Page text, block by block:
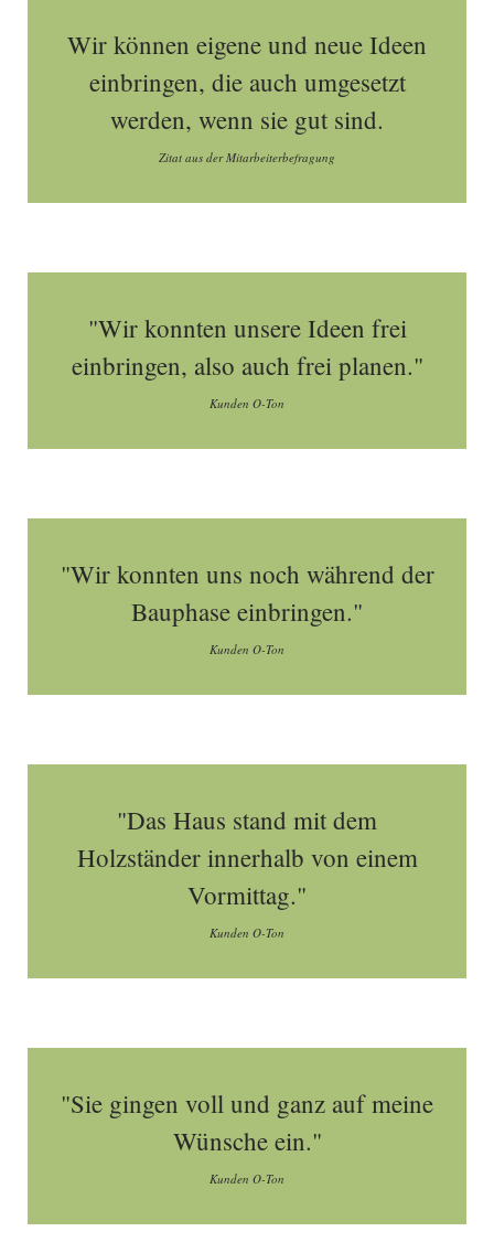
Wir können eigene und neue Ideen
einbringen, die auch umgesetzt
werden, wenn sie gut sind.
Zitat aus der Mitarbeiterbefragung
"Wir konnten unsere Ideen frei
einbringen, also auch frei planen."
Kunden O-Ton
"Wir konnten uns noch während der
Bauphase einbringen."
Kunden O-Ton
"Das Haus stand mit dem
Holzständer innerhalb von einem
Vormittag."
Kunden O-Ton
"Sie gingen voll und ganz auf meine
Wünsche ein."
Kunden O-Ton